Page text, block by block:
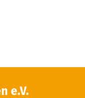
e.V.